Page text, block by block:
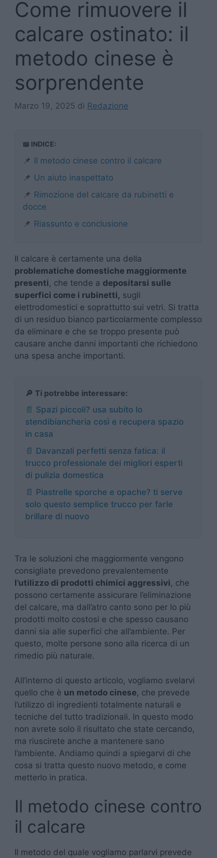
Come rimuovere il
calcare ostinato: il
metodo cinese è
sorprendente
Marzo 19, 2025 di Redazione
📖 INDICE:
📌 Il metodo cinese contro il calcare
📌 Un aiuto inaspettato
📌 Rimozione del calcare da rubinetti e
docce
📌 Riassunto e conclusione
Il calcare è certamente una della
problematiche domestiche maggiormente
presenti, che tende a depositarsi sulle
superfici come i rubinetti, sugli
elettrodomestici e soprattutto sui vetri. Si tratta
di un residuo bianco particolarmente complesso
da eliminare e che se troppo presente può
causare anche danni importanti che richiedono
una spesa anche importanti.
🔎 Ti potrebbe interessare:
📄 Spazi piccoli? usa subito lo
stendibiancheria così e recupera spazio
in casa
📄 Davanzali perfetti senza fatica: il
trucco professionale dei migliori esperti
di pulizia domestica
📄 Piastrelle sporche e opache? ti serve
solo questo semplice trucco per farle
brillare di nuovo
Tra le soluzioni che maggiormente vengono
consigliate prevedono prevalentemente
l’utilizzo di prodotti chimici aggressivi, che
possono certamente assicurare l’eliminazione
del calcare, ma dall’atro canto sono per lo più
prodotti molto costosi e che spesso causano
danni sia alle superfici che all’ambiente. Per
questo, molte persone sono alla ricerca di un
rimedio più naturale.
All’interno di questo articolo, vogliamo svelarvi
quello che è un metodo cinese, che prevede
l’utilizzo di ingredienti totalmente naturali e
tecniche del tutto tradizionali. In questo modo
non avrete solo il risultato che state cercando,
ma riuscirete anche a mantenere sano
l’ambiente. Andiamo quindi a spiegarvi di che
cosa si tratta questo nuovo metodo, e come
metterlo in pratica.
Il metodo cinese contro
il calcare
Il metodo del quale vogliamo parlarvi prevede